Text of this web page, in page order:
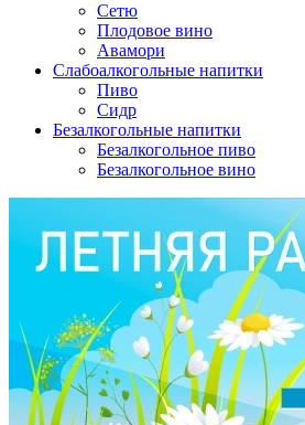
Сетю
Плодовое вино
Авамори
Слабоалкогольные напитки
Пиво
Сидр
Безалкогольные напитки
Безалкогольное пиво
Безалкогольное вино